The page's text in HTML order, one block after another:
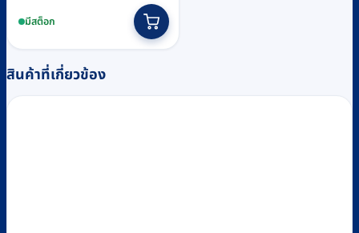
was:
is:มีสต็อก
สินค้าที่เกี่ยวข้อง